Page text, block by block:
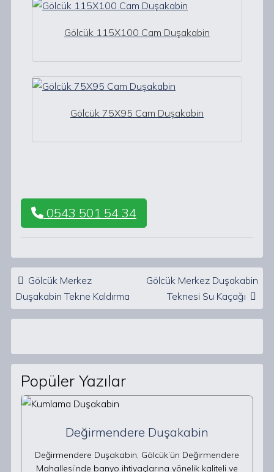
Gölcük 115X100 Cam Duşakabin
Gölcük 75X95 Cam Duşakabin
0543 501 54 34
Post navigation
Gölcük Merkez
Duşakabin Tekne Kaldırma
Gölcük Merkez Duşakabin
Teknesi Su Kaçağı
Popüler Yazılar
Değirmendere Duşakabin
Değirmendere Duşakabin, Gölcük’ün Değirmendere
Mahallesi’nde banyo ihtiyaçlarına yönelik kaliteli ve